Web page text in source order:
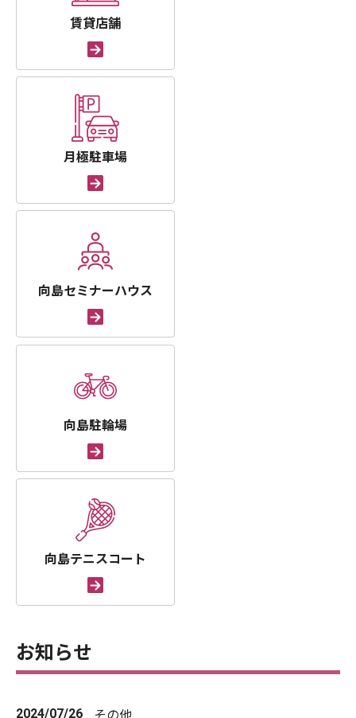
賃貸店舗
月極駐車場
向島セミナーハウス
向島駐輪場
向島テニスコート
お知らせ
2024/07/26
その他